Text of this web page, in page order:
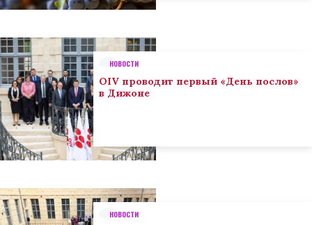
НОВОСТИ
OIV проводит первый «День послов»
в Дижоне
НОВОСТИ